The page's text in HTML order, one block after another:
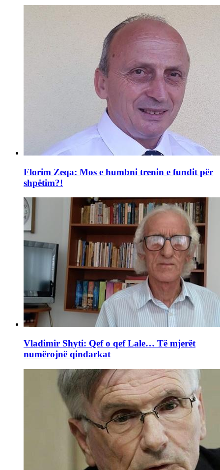
Florim Zeqa: Mos e humbni trenin e fundit për
shpëtim?!
Vladimir Shyti: Qef o qef Lale… Të mjerët
numërojnë qindarkat